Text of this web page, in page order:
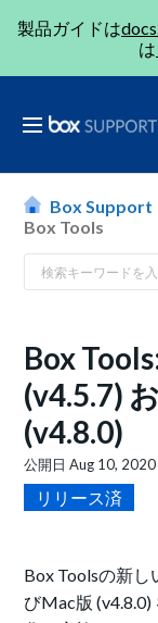
製品ガイドは
は
Box Support
Box Tools
Box
(v4.5.7)
(v4.8.0)
公開日Aug 10, 2020
リリース済
Box Toolsの新し
びMac版